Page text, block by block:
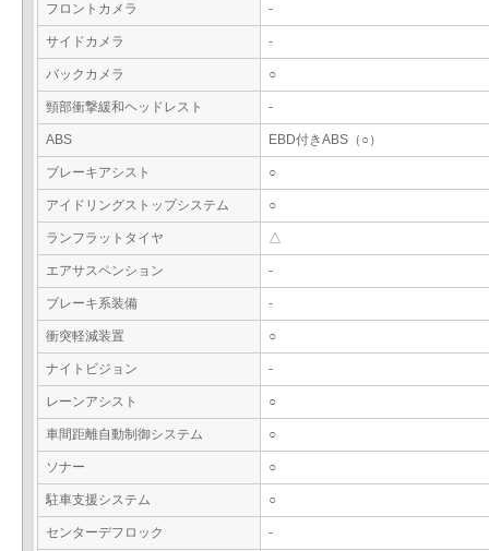
フロントカメラ -
サイドカメラ -
バックカメラ ○
頸部衝撃緩和ヘッドレスト -
ABS EBD付きABS（○）
ブレーキアシスト ○
アイドリングストップシステム ○
ランフラットタイヤ △
エアサスペンション -
ブレーキ系装備 -
衝突軽減装置 ○
ナイトビジョン -
レーンアシスト ○
車間距離自動制御システム ○
ソナー ○
駐車支援システム ○
センターデフロック -